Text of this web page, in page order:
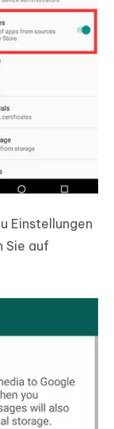
Einstellungen
Sie auf